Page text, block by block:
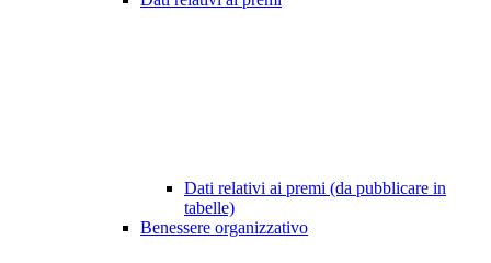
Dati relativi ai premi (da pubblicare in
tabelle)
Benessere organizzativo